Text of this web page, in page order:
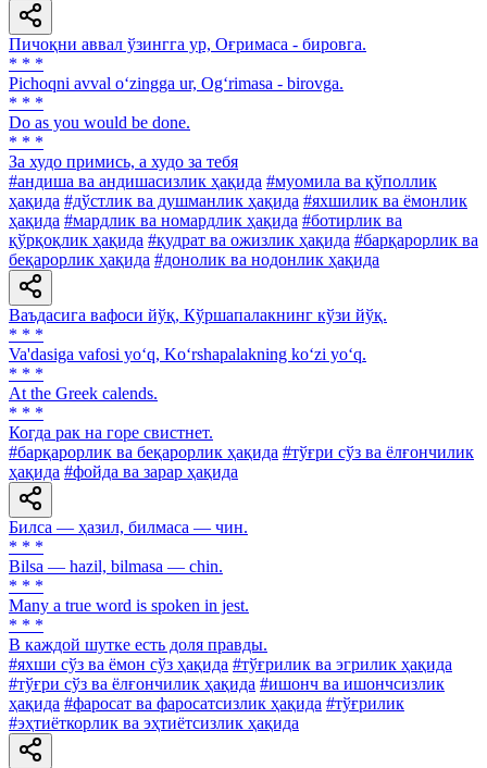
Пичоқни аввал ўзингга ур, Оғримаса - бировга.
* * *
Pichoqni avval o‘zingga ur, Og‘rimasa - birovga.
* * *
Do as you would be done.
* * *
За худо примись, а худо за тебя
#андиша ва андишасизлик ҳақида #муомила ва қўполлик
ҳақида #дўстлик ва душманлик ҳақида #яхшилик ва ёмонлик
ҳақида #мардлик ва номардлик ҳақида #ботирлик ва
қўрқоқлик ҳақида #қудрат ва ожизлик ҳақида #барқарорлик ва
беқарорлик ҳақида #донолик ва нодонлик ҳақида
Ваъдасига вафоси йўқ, Кўршапалакнинг кўзи йўқ.
* * *
Va'dasiga vafosi yo‘q, Ko‘rshapalakning ko‘zi yo‘q.
* * *
At the Greek calends.
* * *
Когда рак на горе свистнет.
#барқарорлик ва беқарорлик ҳақида #тўғри сўз ва ёлғончилик
ҳақида #фойда ва зарар ҳақида
Билса — ҳазил, билмаса — чин.
* * *
Bilsa — hazil, bilmasa — chin.
* * *
Many a true word is spoken in jest.
* * *
В каждой шутке есть доля правды.
#яхши сўз ва ёмон сўз ҳақида #тўғрилик ва эгрилик ҳақида
#тўғри сўз ва ёлғончилик ҳақида #ишонч ва ишончсизлик
ҳақида #фаросат ва фаросатсизлик ҳақида #тўғрилик
#эҳтиёткорлик ва эҳтиётсизлик ҳақида